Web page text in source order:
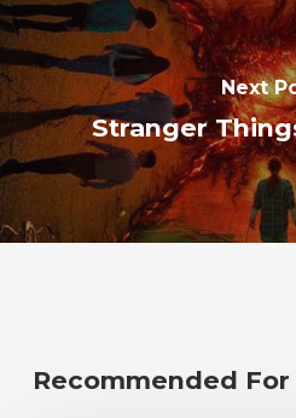
Next
Stranger
Recommended For